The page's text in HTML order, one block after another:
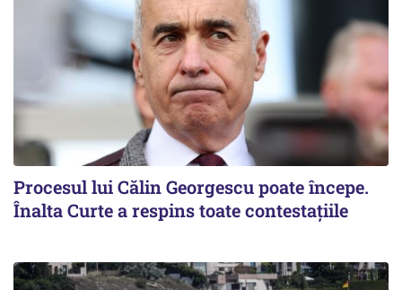
Procesul lui Călin Georgescu poate începe.
Înalta Curte a respins toate contestațiile